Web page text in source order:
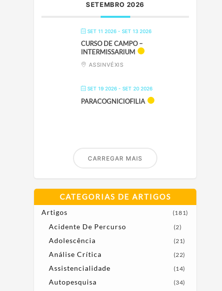
SETEMBRO 2026
SET 11 2026 - SET 13 2026
CURSO DE CAMPO –
INTERMISSARIUM
ASSINVÉXIS
SET 19 2026 - SET 20 2026
PARACOGNICIOFILIA
CARREGAR MAIS
CATEGORIAS DE ARTIGOS
Artigos (181)
Acidente De Percurso (2)
Adolescência (21)
Análise Crítica (22)
Assistencialidade (14)
Autopesquisa (34)